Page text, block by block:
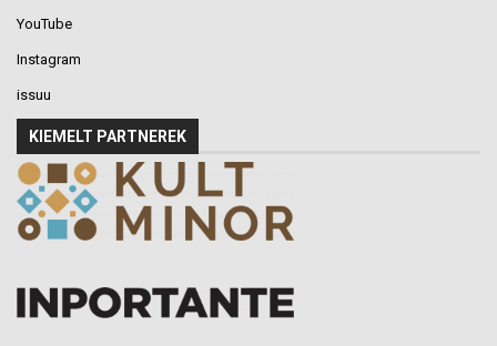
YouTube
Instagram
issuu
KIEMELT PARTNEREK